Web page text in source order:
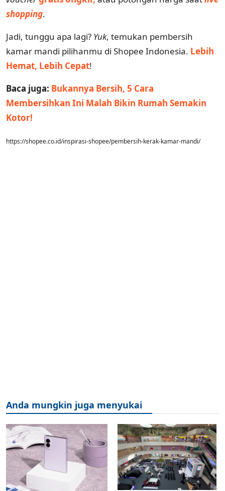
shopping.
Jadi, tunggu apa lagi? Yuk, temukan pembersih
kamar mandi pilihanmu di Shopee Indonesia. Lebih
Hemat, Lebih Cepat!
Baca juga: Bukannya Bersih, 5 Cara
Membersihkan Ini Malah Bikin Rumah Semakin
Kotor!
https://shopee.co.id/inspirasi-shopee/pembersih-kerak-kamar-mandi/
Anda mungkin juga menyukai